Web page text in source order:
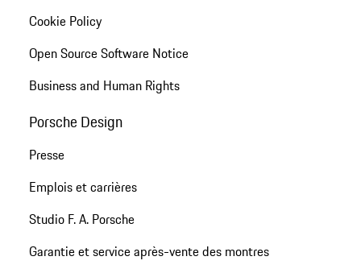
Cookie Policy
Open Source Software Notice
Business and Human Rights
Porsche Design
Presse
Emplois et carrières
Studio F. A. Porsche
Garantie et service après-vente des montres